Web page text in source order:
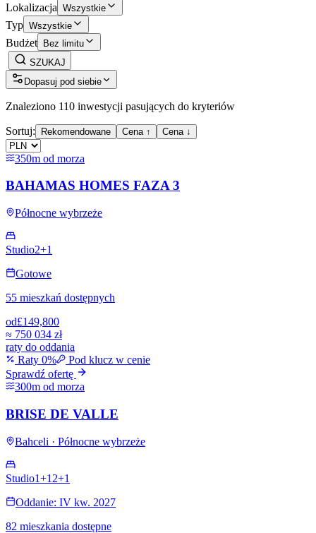
Lokalizacja Wszystkie
Typ Wszystkie
Budżet Bez limitu
SZUKAJ
Dopasuj pod siebie
Znaleziono 110 inwestycji pasujących do kryteriów
Sortuj: Rekomendowane Cena ↑ Cena ↓
350m od morza
BAHAMAS HOMES FAZA 3
Północne wybrzeże
Studio2+1
Gotowe
55 mieszkań dostępnych
od£149,800
≈ 750 034 zł
raty do oddania
Raty 0%
Pod klucz w cenie
Sprawdź ofertę
300m od morza
BRISE DE VALLE
Bahceli · Północne wybrzeże
Studio1+1 2+1
Oddanie: IV kw. 2027
82 mieszkania dostępne